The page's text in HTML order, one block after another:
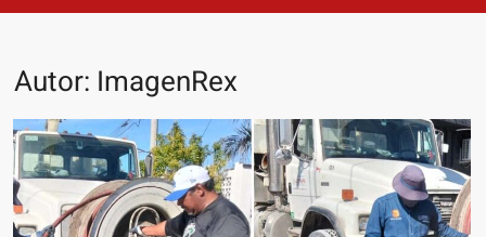
Autor: ImagenRex